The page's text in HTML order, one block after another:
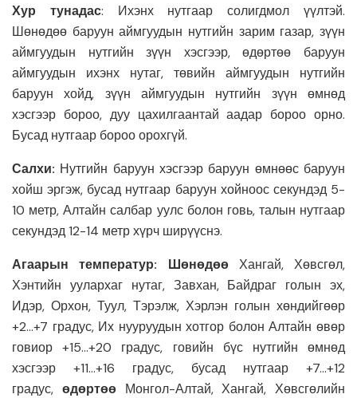
Хур тунадас: Ихэнх нутгаар солигдмол үүлтэй.
Шөнөдөө баруун аймгуудын нутгийн зарим газар, зүүн
аймгуудын нутгийн зүүн хэсгээр, өдөртөө баруун
аймгуудын ихэнх нутаг, төвийн аймгуудын нутгийн
баруун хойд, зүүн аймгуудын нутгийн зүүн өмнөд
хэсгээр бороо, дуу цахилгаантай аадар бороо орно.
Бусад нутгаар бороо орохгүй.
Салхи: Нутгийн баруун хэсгээр баруун өмнөөс баруун
хойш эргэж, бусад нутгаар баруун хойноос секундэд 5-
10 метр, Алтайн салбар уулс болон говь, талын нутгаар
секундэд 12-14 метр хүрч ширүүснэ.
Агаарын температур: ШөнөдөөХангай, Хөвсгөл,
Хэнтийн уулархаг нутаг, Завхан, Байдраг голын эх,
Идэр, Орхон, Туул, Тэрэлж, Хэрлэн голын хөндийгөөр
+2…+7 градус, Их нууруудын хотгор болон Алтайн өвөр
говиор +15…+20 градус, говийн бүс нутгийн өмнөд
хэсгээр +11…+16 градус, бусад нутгаар +7…+12
градус, өдөртөө Монгол-Алтай, Хангай, Хөвсгөлийн